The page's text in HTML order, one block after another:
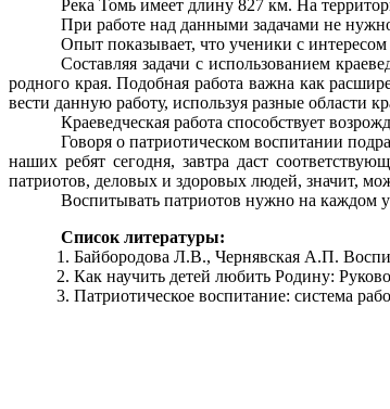
Река Томь имеет длину 827 км. На
При работе над данными задачами не
Опыт показывает, что ученики с
Составляя задачи с использованием
родного края. Подобная работа важна как
вести данную работу, используя разные области
Краеведческая работа способствует
Говоря о патриотическом воспитании
наших ребят сегодня, завтра даст
патриотов, деловых и здоровых людей, значит,
Воспитывать патриотов нужно на каждом
Список литературы:
Байбородова Л.В., Чернявская А.П.
Как научить детей любить Родину:
Патриотическое воспитание: система